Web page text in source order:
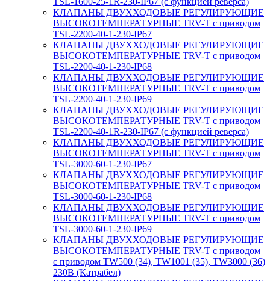
КЛАПАНЫ ДВУХХОДОВЫЕ РЕГУЛИРУЮЩИЕ
ВЫСОКОТЕМПЕРАТУРНЫЕ TRV-T с приводом
TSL-2200-40-1-230-IP67
КЛАПАНЫ ДВУХХОДОВЫЕ РЕГУЛИРУЮЩИЕ
ВЫСОКОТЕМПЕРАТУРНЫЕ TRV-T с приводом
TSL-2200-40-1-230-IP68
КЛАПАНЫ ДВУХХОДОВЫЕ РЕГУЛИРУЮЩИЕ
ВЫСОКОТЕМПЕРАТУРНЫЕ TRV-T с приводом
TSL-2200-40-1-230-IP69
КЛАПАНЫ ДВУХХОДОВЫЕ РЕГУЛИРУЮЩИЕ
ВЫСОКОТЕМПЕРАТУРНЫЕ TRV-T с приводом
TSL-2200-40-1R-230-IP67 (с функцией реверса)
КЛАПАНЫ ДВУХХОДОВЫЕ РЕГУЛИРУЮЩИЕ
ВЫСОКОТЕМПЕРАТУРНЫЕ TRV-T с приводом
TSL-3000-60-1-230-IP67
КЛАПАНЫ ДВУХХОДОВЫЕ РЕГУЛИРУЮЩИЕ
ВЫСОКОТЕМПЕРАТУРНЫЕ TRV-T с приводом
TSL-3000-60-1-230-IP68
КЛАПАНЫ ДВУХХОДОВЫЕ РЕГУЛИРУЮЩИЕ
ВЫСОКОТЕМПЕРАТУРНЫЕ TRV-T с приводом
TSL-3000-60-1-230-IP69
КЛАПАНЫ ДВУХХОДОВЫЕ РЕГУЛИРУЮЩИЕ
ВЫСОКОТЕМПЕРАТУРНЫЕ TRV-T с приводом
с приводом TW500 (34), TW1001 (35), TW3000 (36)
230В (Катрабел)